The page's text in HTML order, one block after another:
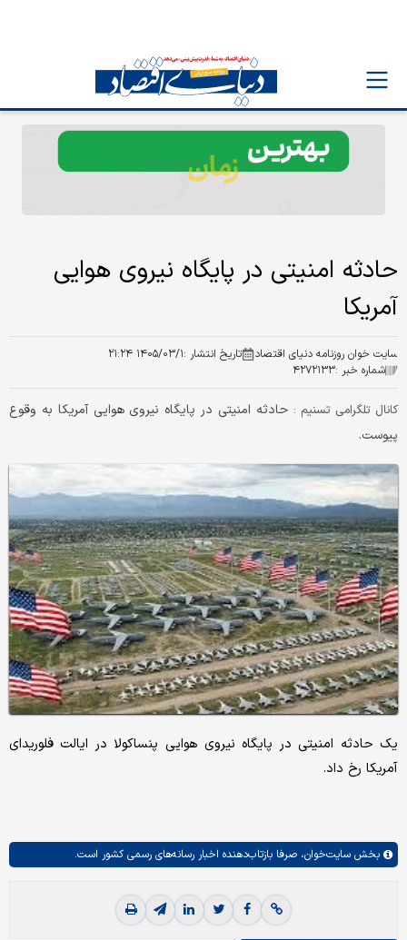
حادثه امنیتی در پایگاه نیروی هوایی
آمریکا
سایت خوان روزنامه دنیای اقتصاد تاریخ انتشار :۱۴۰۵/۰۳/۱ ۲۱:۲۴
شماره خبر :۴۲۷۲۱۳۳
کانال تلگرامی تسنیم :حادثه امنیتی در پایگاه نیروی هوایی آمریکا به وقوع
پیوست.
یک حادثه امنیتی در پایگاه نیروی هوایی پنساکولا در ایالت فلوریدای
آمریکا رخ داد.
بخش سایت‌خوان، صرفا بازتاب‌دهنده اخبار رسانه‌های رسمی کشور است.